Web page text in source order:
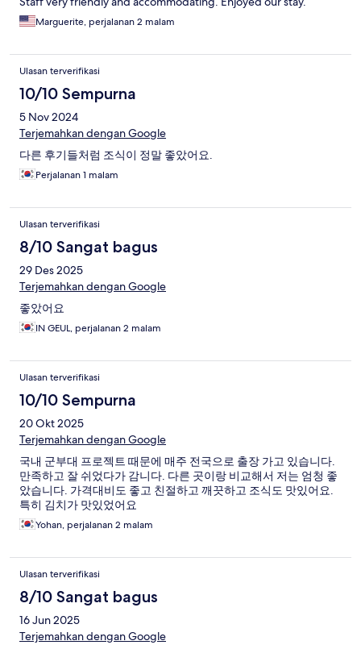
Marguerite, perjalanan 2 malam
Ulasan terverifikasi
10/10 Sempurna
5 Nov 2024
Terjemahkan dengan Google
다른 후기들처럼 조식이 정말 좋았어요.
Perjalanan 1 malam
Ulasan terverifikasi
8/10 Sangat bagus
29 Des 2025
Terjemahkan dengan Google
좋았어요
IN GEUL, perjalanan 2 malam
Ulasan terverifikasi
10/10 Sempurna
20 Okt 2025
Terjemahkan dengan Google
국내 군부대 프로젝트 때문에 매주 전국으로 출장 가고 있습니다.
만족하고 잘 쉬었다가 감니다. 다른 곳이랑 비교해서 저는 엄청 좋
았습니다. 가격대비도 좋고 친절하고 깨끗하고 조식도 맛있어요.
특히 김치가 맛있었어요
Yohan, perjalanan 2 malam
Ulasan terverifikasi
8/10 Sangat bagus
16 Jun 2025
Terjemahkan dengan Google